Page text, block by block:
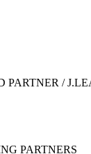
PARTNER /
PARTNERS